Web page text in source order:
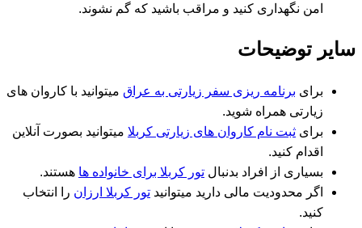
امن نگهداری کنید و مراقب باشید که گم نشوند.
توضیحات
برایبرنامه ریزی سفر زیارتی به عراقمیتوانید با کاروان های
زیارتی همراه شوید.
برایثبت نام کاروان های زیارتی کربلامیتوانید بصورت آنلاین
اقدام کنید.
بسیاری از افراد بدنبالتور کربلا برای خانواده هاهستند.
اگر محدودیت مالی دارید میتوانیدتور کربلا ارزان را انتخاب
کنید.